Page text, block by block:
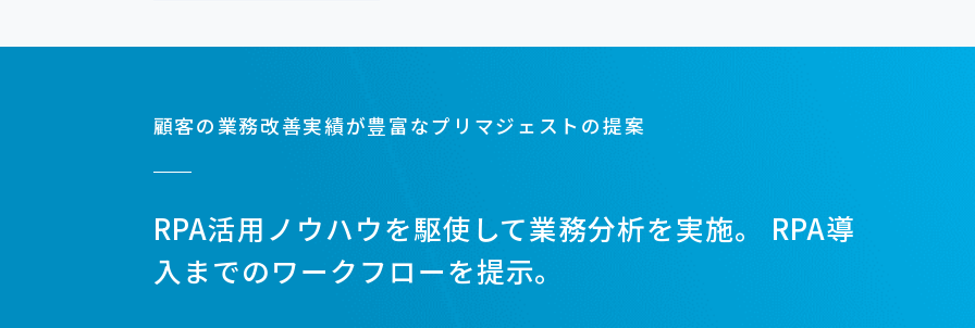
顧客の業務改善実績が豊富なプリマジェストの提案
RPA活用ノウハウを駆使して業務分析を実施。 RPA導
入までのワークフローを提示。